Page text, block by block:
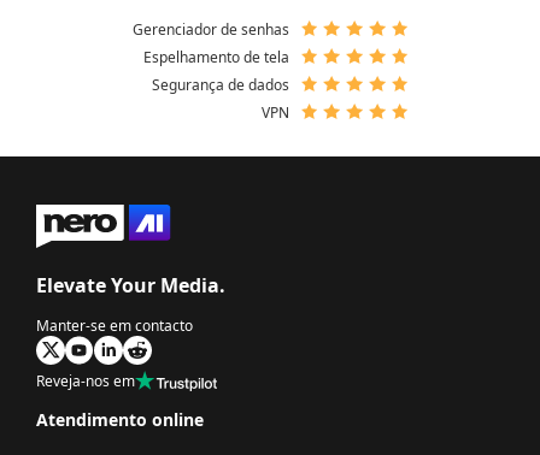
Gerenciador de senhas
Espelhamento de tela
Segurança de dados
VPN
Elevate Your Media.
Manter-se em contacto
Reveja-nos em
Atendimento online